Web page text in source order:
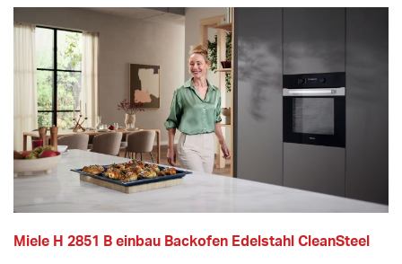
Miele H 2851 B einbau Backofen Edelstahl CleanSteel